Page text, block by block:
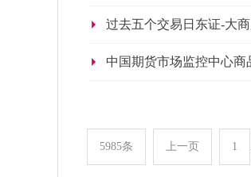
过去五个交易日东证-大
中国期货市场监控中心商
5985条 上一页 1